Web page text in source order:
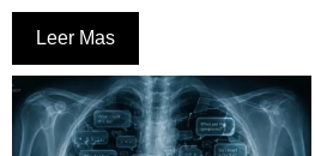
Leer Mas